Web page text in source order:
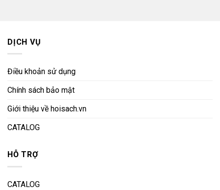
DỊCH VỤ
Điều khoản sử dụng
Chính sách bảo mật
Giới thiệu về hoisach.vn
CATALOG
HỖ TRỢ
CATALOG